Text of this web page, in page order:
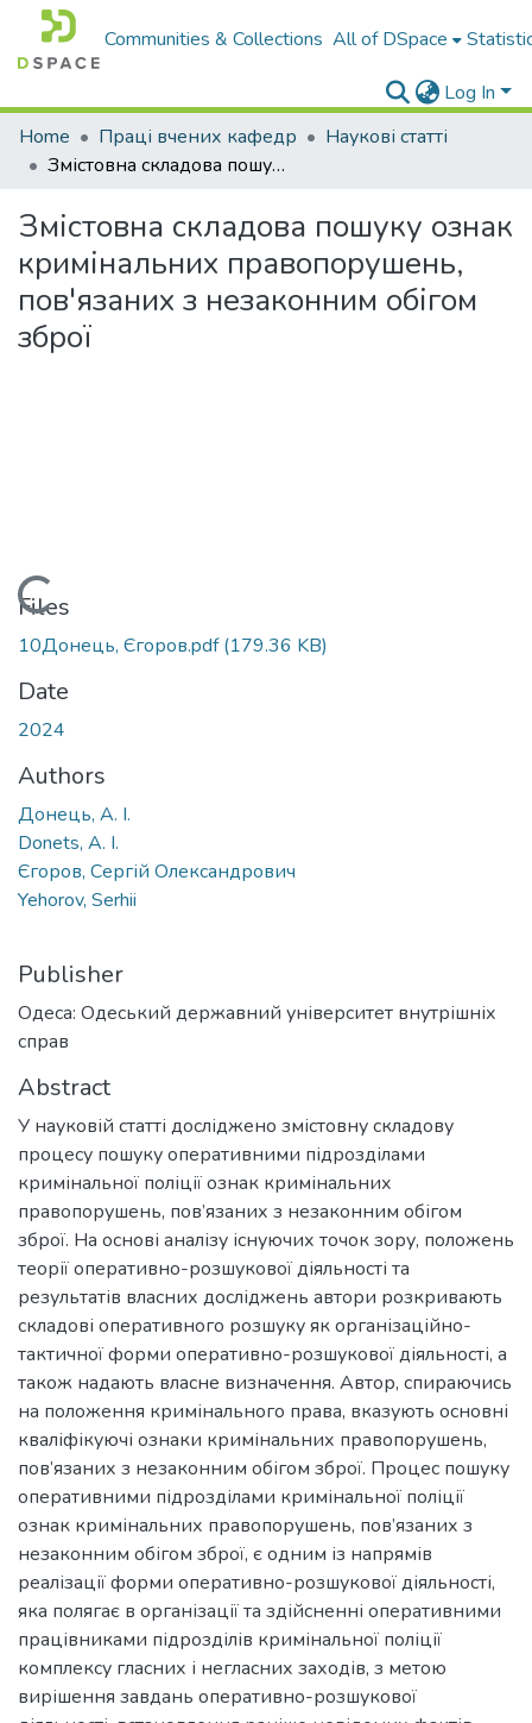
Communities & Collections All of DSpace
Log In
Home
Праці вчених кафедр
Наукові статті
Змістовна складова пошуку ознак кримінальних правопорушень, пов'язаних з незаконним обігом зброї
Змістовна складова пошуку ознак
кримінальних правопорушень,
пов'язаних з незаконним обігом
зброї
Loading...
Files
10Донець, Єгоров.pdf(179.36 KB)
Date
2024
Authors
Донець, А. І.
Donets, A. I.
Єгоров, Сергій Олександрович
Yehorov, Serhii
Publisher
Одеса: Одеський державний університет внутрішніх
справ
Abstract
У науковій статті досліджено змістовну складову
процесу пошуку оперативними підрозділами
кримінальної поліції ознак кримінальних
правопорушень, пов’язаних з незаконним обігом
зброї. На основі аналізу існуючих точок зору, положень
теорії оперативно-розшукової діяльності та
результатів власних досліджень автори розкривають
складові оперативного розшуку як організаційно-
тактичної форми оперативно-розшукової діяльності, а
також надають власне визначення. Автор, спираючись
на положення кримінального права, вказують основні
кваліфікуючі ознаки кримінальних правопорушень,
пов’язаних з незаконним обігом зброї. Процес пошуку
оперативними підрозділами кримінальної поліції
ознак кримінальних правопорушень, пов’язаних з
незаконним обігом зброї, є одним із напрямів
реалізації форми оперативно-розшукової діяльності,
яка полягає в організації та здійсненні оперативними
працівниками підрозділів кримінальної поліції
комплексу гласних і негласних заходів, з метою
вирішення завдань оперативно-розшукової